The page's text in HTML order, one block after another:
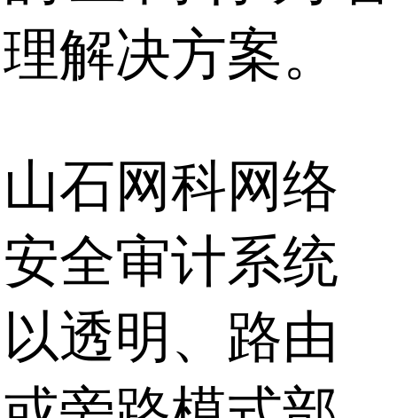
理解决方案。
山石网科网络
安全审计系统
以透明、路由